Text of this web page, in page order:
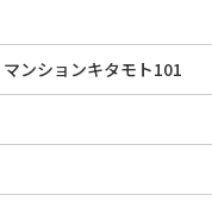
マンションキタモト101